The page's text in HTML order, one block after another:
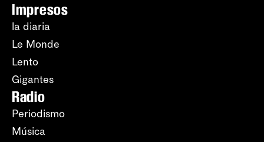
Impresos
la diaria
Le Monde
Lento
Gigantes
Radio
Periodismo
Música